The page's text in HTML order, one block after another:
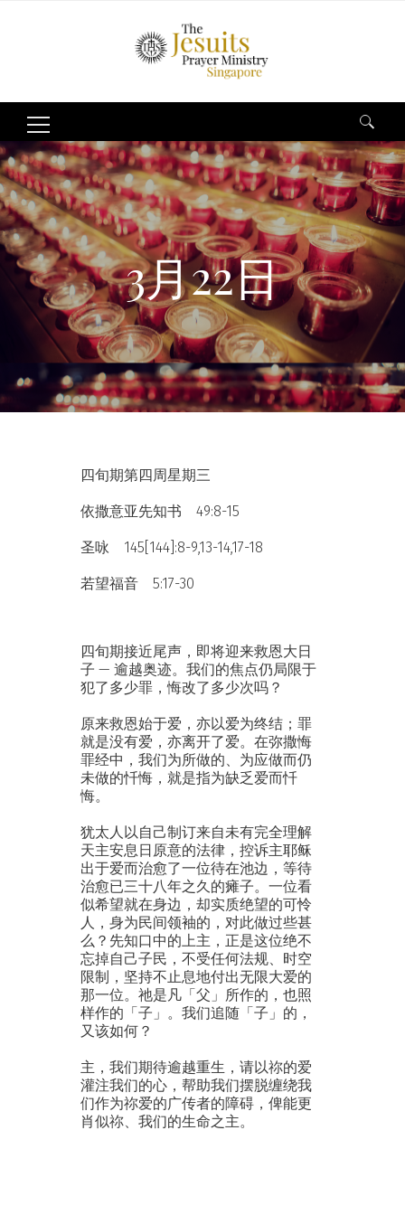
Search
for:
3月22日
四旬期第四周星期三
依撒意亚先知书 49:8-15
圣咏 145[144]:8-9,13-14,17-18
若望福音 5:17-30
四旬期接近尾声，即将迎来救恩大日
子 — 逾越奥迹。我们的焦点仍局限于
犯了多少罪，悔改了多少次吗？
原来救恩始于爱，亦以爱为终结；罪
就是没有爱，亦离开了爱。在弥撒悔
罪经中，我们为所做的、为应做而仍
未做的忏悔，就是指为缺乏爱而忏
悔。
犹太人以自己制订来自未有完全理解
天主安息日原意的法律，控诉主耶稣
出于爱而治愈了一位待在池边，等待
治愈已三十八年之久的瘫子。一位看
似希望就在身边，却实质绝望的可怜
人，身为民间领袖的，对此做过些甚
么？先知口中的上主，正是这位绝不
忘掉自己子民，不受任何法规、时空
限制，坚持不止息地付出无限大爱的
那一位。祂是凡「父」所作的，也照
样作的「子」。我们追随「子」的，
又该如何？
主，我们期待逾越重生，请以祢的爱
灌注我们的心，帮助我们摆脱缠绕我
们作为祢爱的广传者的障碍，俾能更
肖似祢、我们的生命之主。